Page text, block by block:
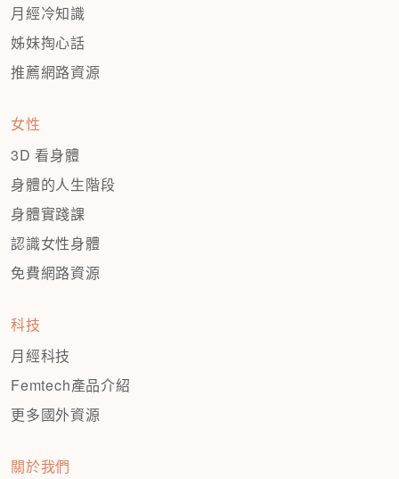
月經冷知識
姊妹掏心話
推薦網路資源
女性
3D 看身體
身體的人生階段
身體實踐課
認識女性身體
免費網路資源
科技
月經科技
Femtech產品介紹
更多國外資源
關於我們